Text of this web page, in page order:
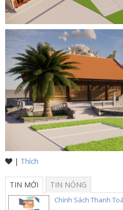
| Thích
TIN MỚI TIN NÓNG
Chính Sách Thanh